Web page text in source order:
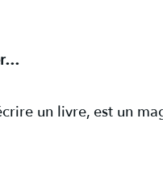
un livre, est un